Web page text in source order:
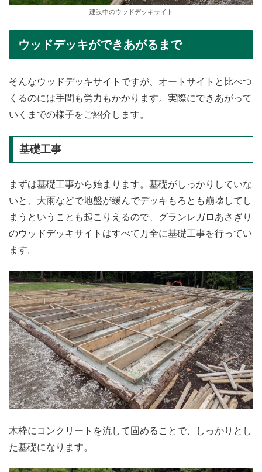
建設中のウッドデッキサイト
ウッドデッキができあがるまで
そんなウッドデッキサイトですが、オートサイトと比べつ
くるのには手間も労力もかかります。実際にできあがって
いくまでの様子をご紹介します。
基礎工事
まずは基礎工事から始まります。基礎がしっかりしていな
いと、大雨などで地盤が緩んでデッキもろとも崩壊してし
まうということも起こりえるので、グランレガロあさぎり
のウッドデッキサイトはすべて万全に基礎工事を行ってい
ます。
木枠にコンクリートを流して固めることで、しっかりとし
た基礎になります。